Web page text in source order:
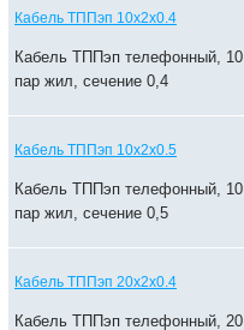
Кабель ТППэп 10х2х0.4
Кабель ТППэп телефонный, 10
пар жил, сечение 0,4
Кабель ТППэп 10х2х0.5
Кабель ТППэп телефонный, 10
пар жил, сечение 0,5
Кабель ТППэп 20х2х0.4
Кабель ТППэп телефонный, 20